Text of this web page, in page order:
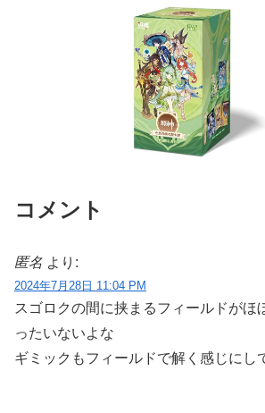
コメント
匿名 より:
2024年7月28日 11:04 PM
スゴロクの間に挟まるフィールドがほ
ったいないよな
ギミックもフィールドで解く感じにし